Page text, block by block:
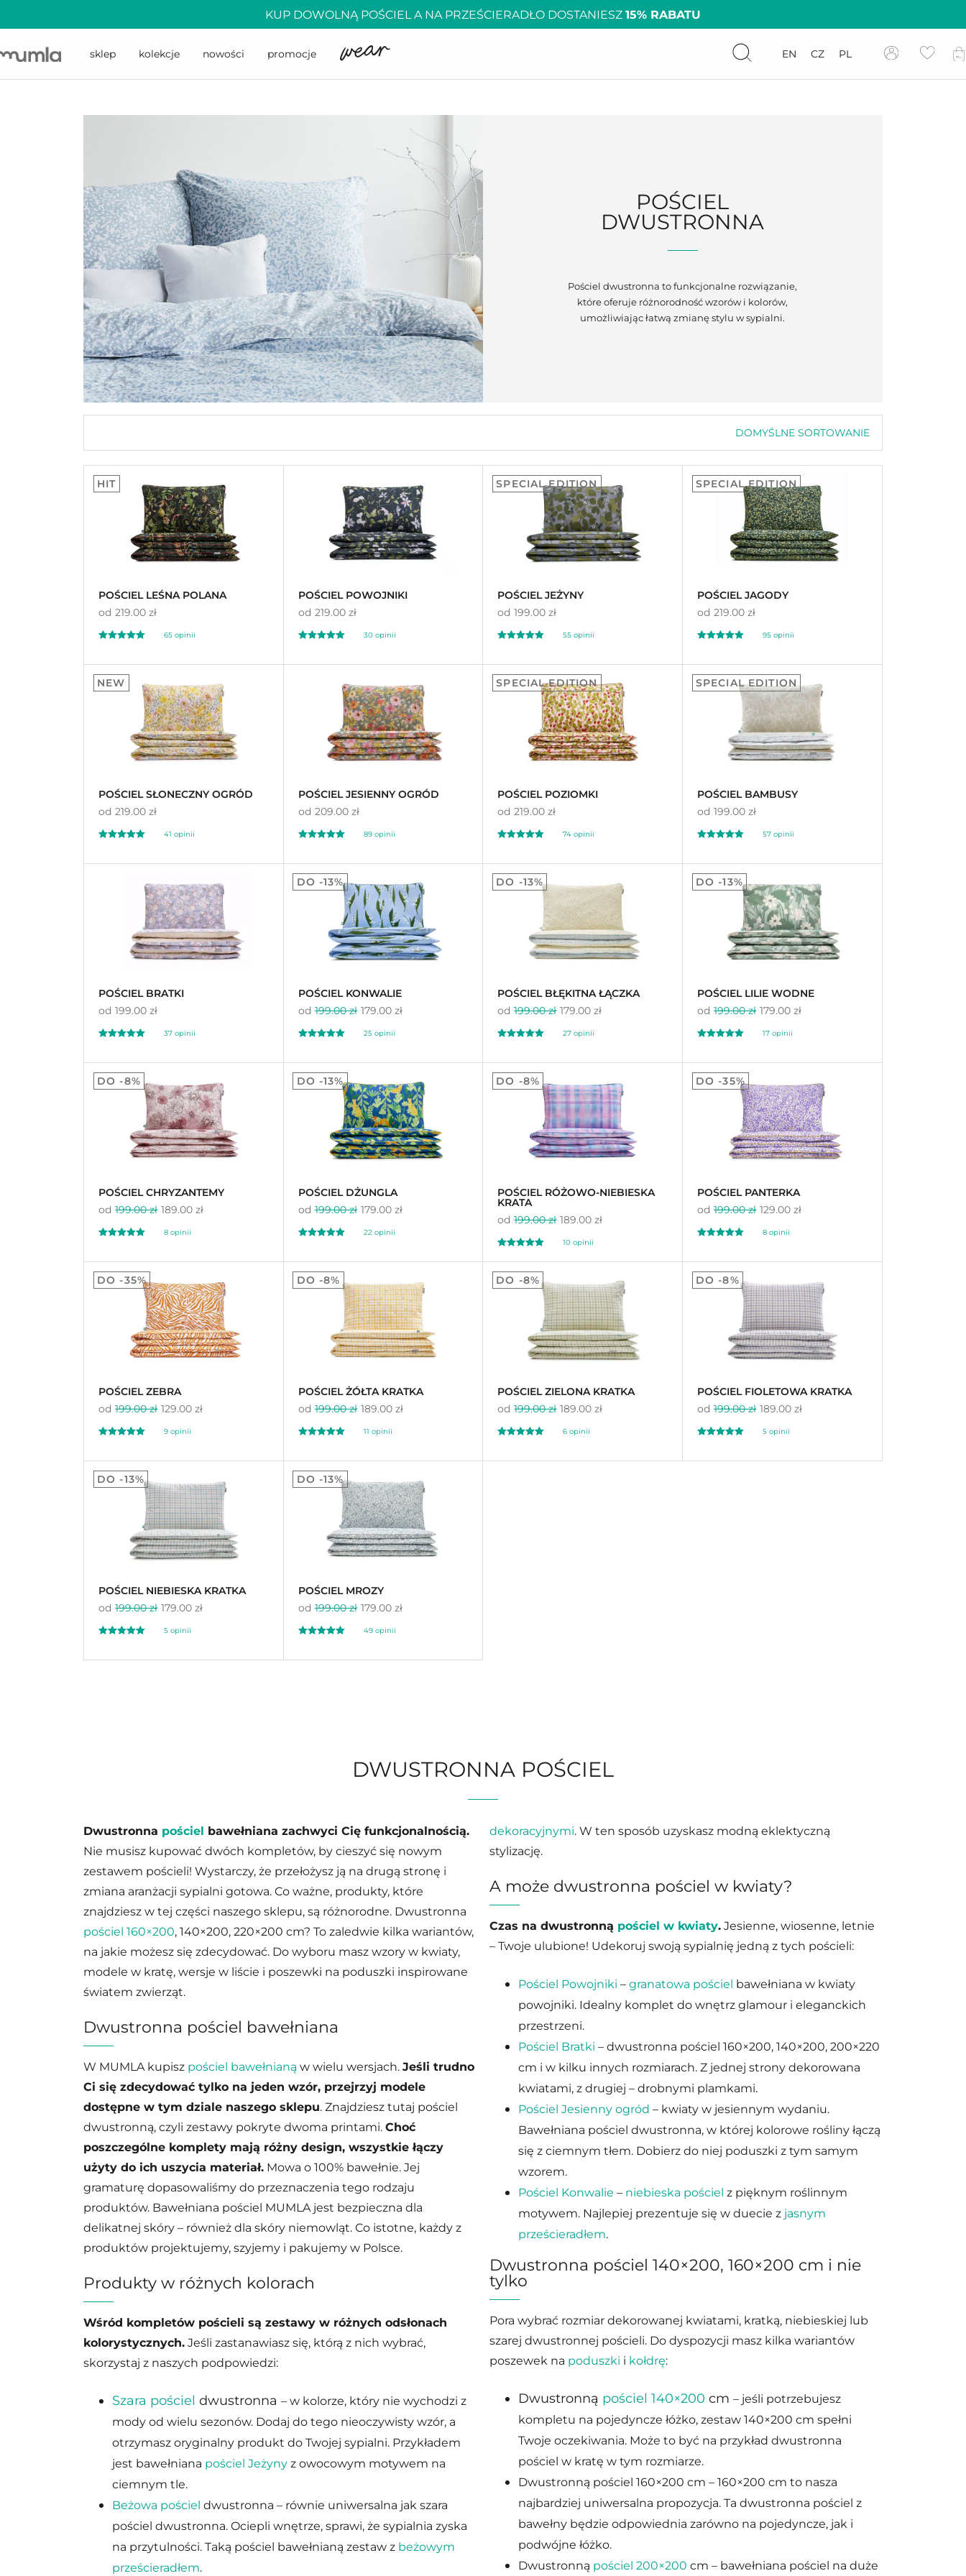
KUP DOWOLNĄ POŚCIEL A NA PRZEŚCIERADŁO DOSTANIESZ 15% RABATU
sklep kolekcje nowości promocje EN CZ PL
POŚCIEL
DWUSTRONNA
Pościel dwustronna to funkcjonalne rozwiązanie,
które oferuje różnorodność wzorów i kolorów,
umożliwiając łatwą zmianę stylu w sypialni.
DOMYŚLNE SORTOWANIE
Domyślne sortowanie
Sortuj wg popularności
Sortuj wg średniej oceny
Sortuj od najnowszych
Sortuj po cenie od najniższej
Sortuj po cenie od najwyższej
HIT
POŚCIEL LEŚNA POLANA
od 219.00 zł
na 5 na
ocen
65 opinii
POŚCIEL POWOJNIKI
od 219.00 zł
ocen
30 opinii
SPECIAL EDITION
POŚCIEL JEŻYNY
od 199.00 zł
na 5 na
ocen
55 opinii
SPECIAL EDITION
POŚCIEL JAGODY
od 219.00 zł
na 5 na
ocen
95 opinii
NEW
POŚCIEL SŁONECZNY OGRÓD
od 219.00 zł
ocen
41 opinii
POŚCIEL JESIENNY OGRÓD
od 209.00 zł
na 5 na
ocen
89opinii
SPECIAL EDITION
POŚCIEL POZIOMKI
od 219.00 zł
na 5 na
ocen
74 opinii
SPECIAL EDITION
POŚCIEL BAMBUSY
od 199.00 zł
na 5 na
ocen
57 opinii
POŚCIEL BRATKI
od 199.00 zł
na 5 na
ocen
37 opinii
DO -13%
POŚCIEL KONWALIE
od
179.00 zł
199.00 zł
na 5 na
ocen
25opinii
DO -13%
POŚCIEL BŁĘKITNA ŁĄCZKA
od
179.00 zł
199.00 zł
na 5 na
ocen
27 opinii
DO -13%
POŚCIEL LILIE WODNE
od
179.00 zł
199.00 zł
na 5 na
ocen
17 opinii
DO -8%
POŚCIEL CHRYZANTEMY
od
189.00 zł
199.00 zł
na 5 na
ocen
8 opinii
DO -13%
POŚCIEL DŻUNGLA
od
179.00 zł
199.00 zł
na 5 na
ocen
22opinii
DO -8%
POŚCIEL RÓŻOWO-NIEBIESKA
KRATA
od
189.00 zł
199.00 zł
5.00
ocen
10 opinii
DO -35%
POŚCIEL PANTERKA
od
129.00 zł
199.00 zł
na 5 na
ocen
8 opinii
DO -35%
POŚCIEL ZEBRA
od
129.00 zł
199.00 zł
na 5 na
ocen
9 opinii
DO -8%
POŚCIEL ŻÓŁTA KRATKA
od
189.00 zł
199.00 zł
na 5 na
ocen
11 opinii
DO -8%
POŚCIEL ZIELONA KRATKA
od
189.00 zł
199.00 zł
6 opinii
DO -8%
POŚCIEL FIOLETOWA KRATKA
od
189.00 zł
199.00 zł
5 opinii
DO -13%
POŚCIEL NIEBIESKA KRATKA
od
179.00 zł
199.00 zł
5 opinii
DO -13%
POŚCIEL MROZY
od
179.00 zł
199.00 zł
49opinii
DWUSTRONNA POŚCIEL
Dwustronna pościel bawełniana zachwyci Cię funkcjonalnością.
Nie musisz kupować dwóch kompletów, by cieszyć się nowym
zestawem pościeli! Wystarczy, że przełożysz ją na drugą stronę i
zmiana aranżacji sypialni gotowa. Co ważne, produkty, które
znajdziesz w tej części naszego sklepu, są różnorodne. Dwustronna
pościel 160×200, 140×200, 220×200 cm? To zaledwie kilka wariantów,
na jakie możesz się zdecydować. Do wyboru masz wzory w kwiaty,
modele w kratę, wersje w liście i poszewki na poduszki inspirowane
światem zwierząt.
Dwustronna pościel bawełniana
W MUMLA kupisz pościel bawełnianą w wielu wersjach.Jeśli trudno
Ci się zdecydować tylko na jeden wzór, przejrzyj modele
dostępne w tym dziale naszego sklepu. Znajdziesz tutaj pościel
dwustronną, czyli zestawy pokryte dwoma printami.Choć
poszczególne komplety mają różny design, wszystkie łączy
użyty do ich uszycia materiał. Mowa o 100% bawełnie. Jej
gramaturę dopasowaliśmy do przeznaczenia tego rodzaju
produktów. Bawełniana pościel MUMLA jest bezpieczna dla
delikatnej skóry– również dla skóry niemowląt. Co istotne, każdy z
produktów projektujemy, szyjemy i pakujemy w Polsce.
Produkty w różnych kolorach
Wśród kompletów pościeli są zestawy w różnych odsłonach
kolorystycznych. Jeśli zastanawiasz się, którą z nich wybrać,
skorzystaj z naszych podpowiedzi:
Szara pościel dwustronna– w kolorze, który nie wychodzi z
mody od wielu sezonów. Dodaj do tego nieoczywisty wzór, a
otrzymasz oryginalny produkt do Twojej sypialni. Przykładem
jest bawełniana pościel Jeżyny z owocowym motywem na
ciemnym tle.
Beżowa pościel dwustronna – równie uniwersalna jak szara
pościel dwustronna. Ociepli wnętrze, sprawi, że sypialnia zyska
na przytulności. Taką pościel bawełnianą zestaw z beżowym
prześcieradłem.
dekoracyjnymi. W ten sposób uzyskasz modną eklektyczną
stylizację.
A może dwustronna pościel w kwiaty?
Czas na dwustronną pościel w kwiaty. Jesienne, wiosenne, letnie
– Twoje ulubione! Udekoruj swoją sypialnię jedną z tych pościeli:
Pościel Powojniki – granatowa pościel bawełniana w kwiaty
powojniki. Idealny komplet do wnętrz glamour i eleganckich
przestrzeni.
Pościel Bratki – dwustronna pościel 160×200, 140×200, 200×220
cm i w kilku innych rozmiarach. Z jednej strony dekorowana
kwiatami, z drugiej – drobnymi plamkami.
Pościel Jesienny ogród – kwiaty w jesiennym wydaniu.
Bawełniana pościel dwustronna, w której kolorowe rośliny łączą
się z ciemnym tłem. Dobierz do niej poduszki z tym samym
wzorem.
Pościel Konwalie – niebieska pościel z pięknym roślinnym
motywem. Najlepiej prezentuje się w duecie z jasnym
prześcieradłem.
Dwustronna pościel 140×200, 160×200 cm i nie
tylko
Pora wybrać rozmiar dekorowanej kwiatami, kratką, niebieskiej lub
szarej dwustronnej pościeli. Do dyspozycji masz kilka wariantów
poszewek na poduszki i kołdrę:
Dwustronną pościel 140×200 cm – jeśli potrzebujesz
kompletu na pojedyncze łóżko, zestaw 140×200 cm spełni
Twoje oczekiwania. Może to być na przykład dwustronna
pościel w kratę w tym rozmiarze.
Dwustronną pościel 160×200 cm – 160×200 cm to nasza
najbardziej uniwersalna propozycja. Ta dwustronna pościel z
bawełny będzie odpowiednia zarówno na pojedyncze, jak i
podwójne łóżko.
Dwustronną pościel 200×200 cm – bawełniana pościel na duże